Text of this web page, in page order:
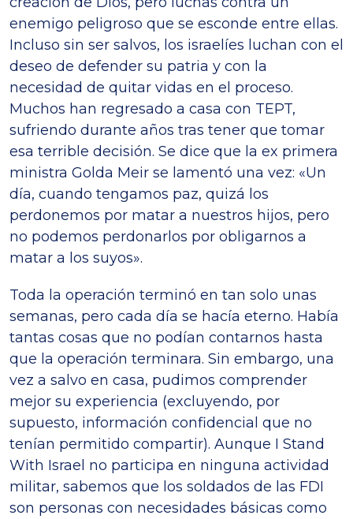
enemigo peligroso que se esconde entre ellas.
Incluso sin ser salvos, los israelíes luchan con el
deseo de defender su patria y con la
necesidad de quitar vidas en el proceso.
Muchos han regresado a casa con TEPT,
sufriendo durante años tras tener que tomar
esa terrible decisión. Se dice que la ex primera
ministra Golda Meir se lamentó una vez: «Un
día, cuando tengamos paz, quizá los
perdonemos por matar a nuestros hijos, pero
no podemos perdonarlos por obligarnos a
matar a los suyos».
Toda la operación terminó en tan solo unas
semanas, pero cada día se hacía eterno. Había
tantas cosas que no podían contarnos hasta
que la operación terminara. Sin embargo, una
vez a salvo en casa, pudimos comprender
mejor su experiencia (excluyendo, por
supuesto, información confidencial que no
tenían permitido compartir). Aunque I Stand
With Israel no participa en ninguna actividad
militar, sabemos que los soldados de las FDI
son personas con necesidades básicas como